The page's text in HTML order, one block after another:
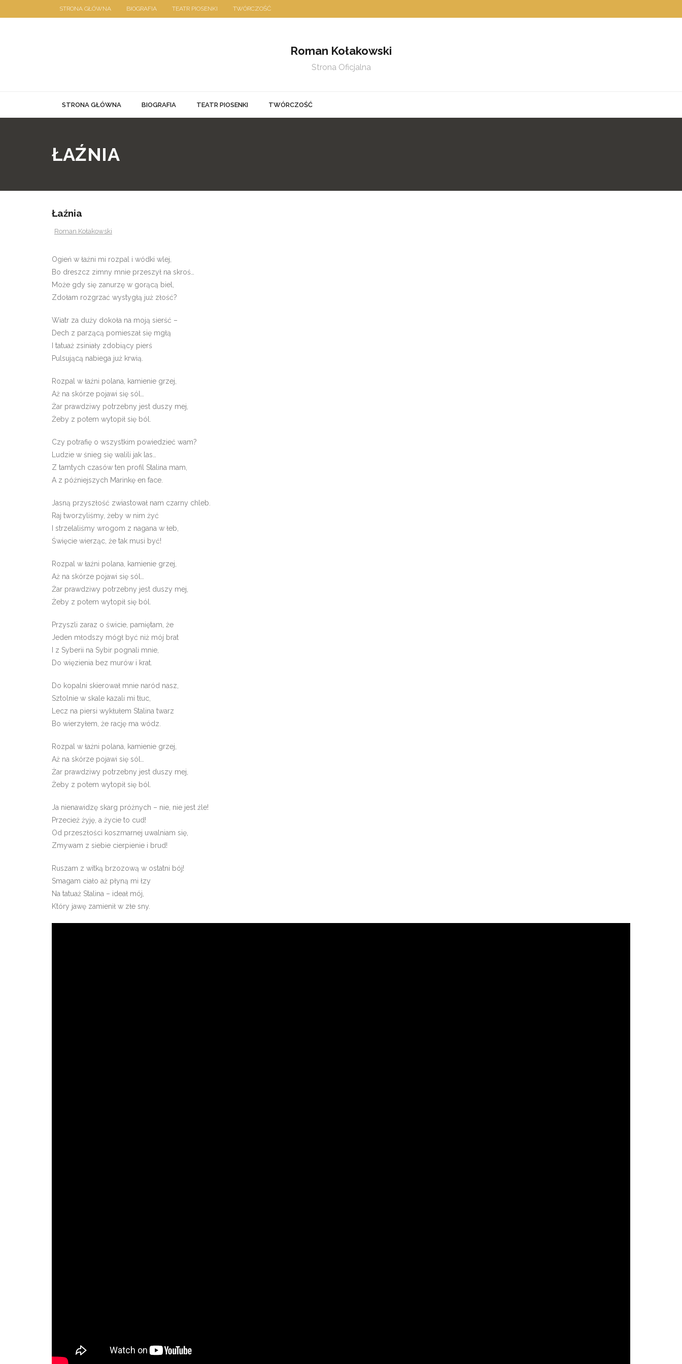
to
STRONA GŁÓWNA BIOGRAFIA TEATR PIOSENKI TWÓRCZOŚĆ
Roman Kołakowski
Strona Oficjalna
STRONA GŁÓWNA BIOGRAFIA TEATR PIOSENKI TWÓRCZOŚĆ
ŁAŹNIA
Łaźnia
19 stycznia 2020
Roman Kołakowski
Ogień w łaźni mi rozpal i wódki wlej,
Bo dreszcz zimny mnie przeszył na skroś…
Może gdy się zanurzę w gorącą biel,
Zdołam rozgrzać wystygłą już złość?
Wiatr za duży dokoła na moją sierść –
Dech z parzącą pomieszał się mgłą
I tatuaż zsiniały zdobiący pierś
Pulsującą nabiega już krwią.
Rozpal w łaźni polana, kamienie grzej,
Aż na skórze pojawi się sól…
Żar prawdziwy potrzebny jest duszy mej,
Żeby z potem wytopił się ból.
Czy potrafię o wszystkim powiedzieć wam?
Ludzie w śnieg się walili jak las…
Z tamtych czasów ten profil Stalina mam,
A z późniejszych Marinkę en face.
Jasną przyszłość zwiastował nam czarny chleb.
Raj tworzyliśmy, żeby w nim żyć
I strzelaliśmy wrogom z nagana w łeb,
Święcie wierząc, że tak musi być!
Rozpal w łaźni polana, kamienie grzej,
Aż na skórze pojawi się sól…
Żar prawdziwy potrzebny jest duszy mej,
Żeby z potem wytopił się ból.
Przyszli zaraz o świcie, pamiętam, że
Jeden młodszy mógł być niż mój brat
I z Syberii na Sybir pognali mnie,
Do więzienia bez murów i krat.
Do kopalni skierował mnie naród nasz,
Sztolnie w skale kazali mi tłuc,
Lecz na piersi wykłułem Stalina twarz
Bo wierzyłem, że rację ma wódz.
Rozpal w łaźni polana, kamienie grzej,
Aż na skórze pojawi się sól…
Żar prawdziwy potrzebny jest duszy mej,
Żeby z potem wytopił się ból.
Ja nienawidzę skarg próżnych – nie, nie jest źle!
Przecież żyję, a życie to cud!
Od przeszłości koszmarnej uwalniam się,
Zmywam z siebie cierpienie i brud!
Ruszam z witką brzozową w ostatni bój!
Smagam ciało aż płyną mi łzy
Na tatuaż Stalina – ideał mój,
Który jawę zamienił w złe sny.